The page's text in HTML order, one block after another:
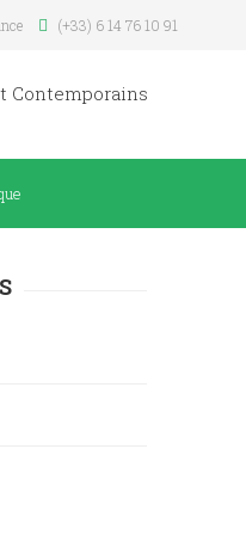
(+33) 6 14 76 10 91